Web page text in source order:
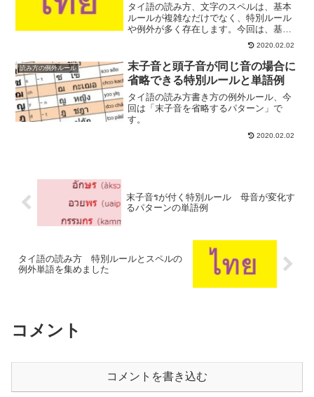
タイ語の読み方、文字のスペルは、基本
ルールが複雑なだけでなく、特別ルール
や例外が多く存在します。今回は、基本
の読み方と声調をマスターした人向け
の、特別ルールをまとめてご紹介しま
す。
2020.02.02
読み方の例外ルール
末子音と頭子音が同じ音の場合に
省略できる特別ルールと単語例
タイ語の読み方書き方の例外ルール、今
回は「末子音を省略するパターン」で
す。
2020.02.02
末子音รが付く特別ルール 母音が変化す
るパターンの単語例
タイ語の読み方 特別ルールとスペルの
例外単語を集めました
コメント
コメントを書き込む